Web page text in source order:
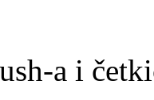
a i